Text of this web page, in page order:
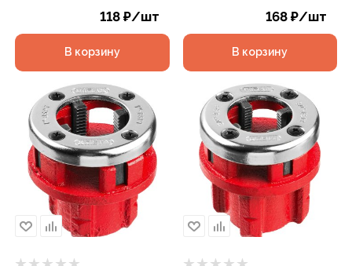
118₽/шт
В корзину
168 ₽/шт
В корзину